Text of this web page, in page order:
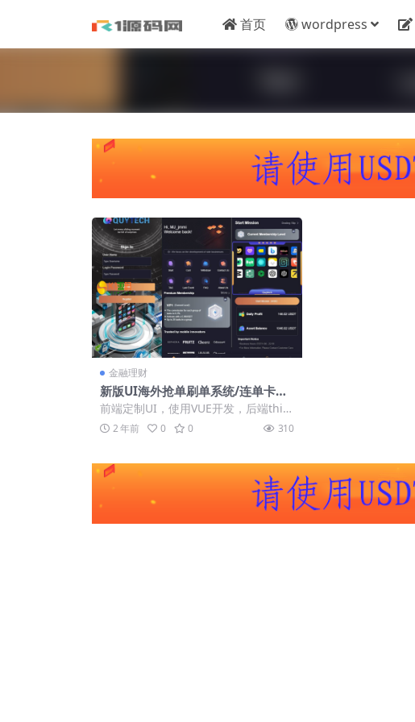
首页 wordpress
金融理财
新版UI海外抢单刷单系统/连单卡单
系统/前端VUE
前端定制UI，使用VUE开发，后端thin
kphp框架全开源 支持连单卡单功
能，...
2 年前 0 0 310